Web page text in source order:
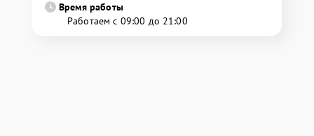
Время работы
Работаем с 09:00 до 21:00